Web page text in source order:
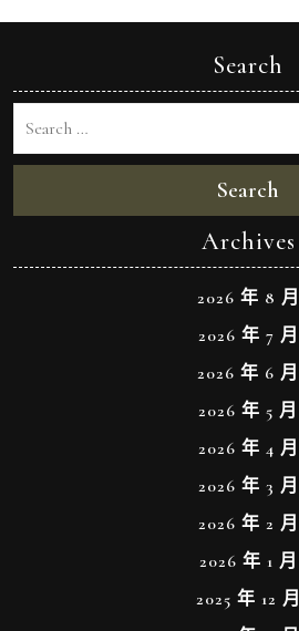
Search
Search
Archives
2026 年 8 月
2026 年 7 月
2026 年 6 月
2026 年 5 月
2026 年 4 月
2026 年 3 月
2026 年 2 月
2026 年 1 月
2025 年 12 月